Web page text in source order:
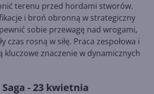
terenu przed hordami stworów.
i broń obronną w strategiczny
sobie przewagę nad wrogami,
czas rosną w siłę. Praca zespołowa i
kluczowe znaczenie w dynamicznych
- 23 kwietnia